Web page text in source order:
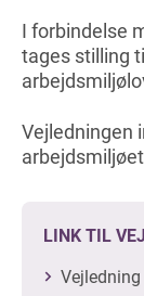
I forbindelse
tages stilling
Vejledningen
LINK TIL